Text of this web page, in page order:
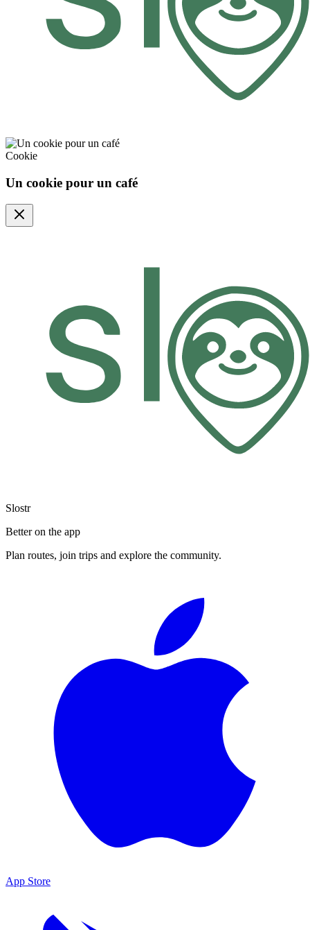
Cookie
Un cookie pour un café
Slostr
Better on the app
Plan routes, join trips and explore the community.
App Store